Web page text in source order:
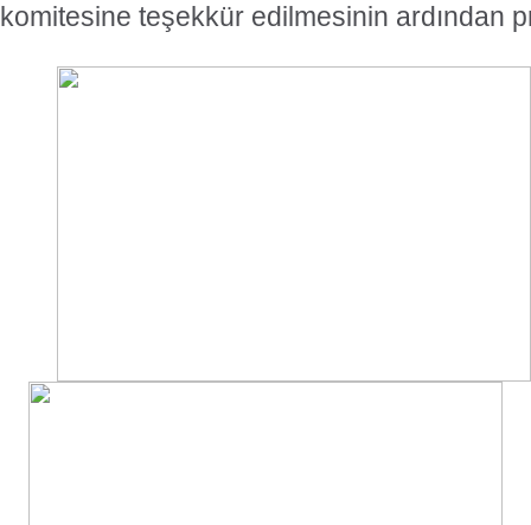
komitesine teşekkür edilmesinin ardından